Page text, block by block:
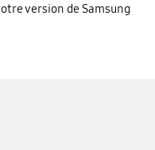
version de Samsung